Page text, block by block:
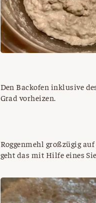
Den Backofen inklusive
Grad vorheizen.
Roggenmehl großzügig
geht das mit Hilfe eines